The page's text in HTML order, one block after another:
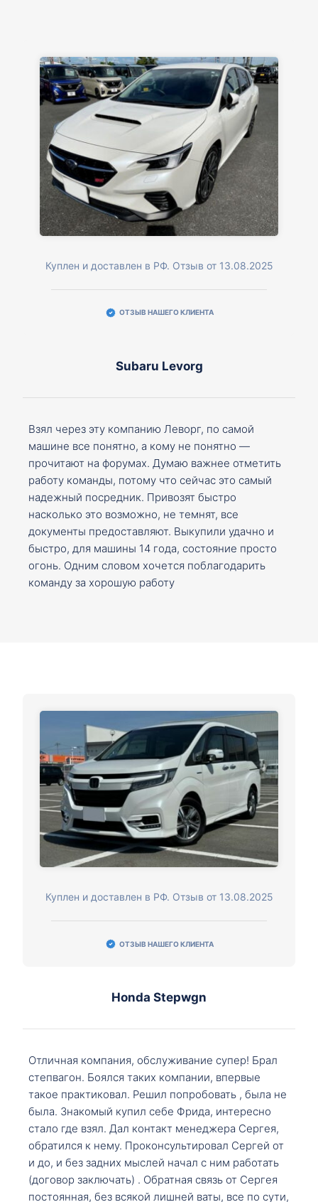
Куплен и доставлен в РФ. Отзыв от 13.08.2025
ОТЗЫВ НАШЕГО КЛИЕНТА
Subaru Levorg
Взял через эту компанию Леворг, по самой
машине все понятно, а кому не понятно —
прочитают на форумах. Думаю важнее отметить
работу команды, потому что сейчас это самый
надежный посредник. Привозят быстро
насколько это возможно, не темнят, все
документы предоставляют. Выкупили удачно и
быстро, для машины 14 года, состояние просто
огонь. Одним словом хочется поблагодарить
команду за хорошую работу
Куплен и доставлен в РФ. Отзыв от 13.08.2025
ОТЗЫВ НАШЕГО КЛИЕНТА
Honda Stepwgn
Отличная компания, обслуживание супер! Брал
степвагон. Боялся таких компании, впервые
такое практиковал. Решил попробовать , была не
была. Знакомый купил себе Фрида, интересно
стало где взял. Дал контакт менеджера Сергея,
обратился к нему. Проконсультировал Сергей от
и до, и без задних мыслей начал с ним работать
(договор заключать) . Обратная связь от Сергея
постоянная, без всякой лишней ваты, все по сути,